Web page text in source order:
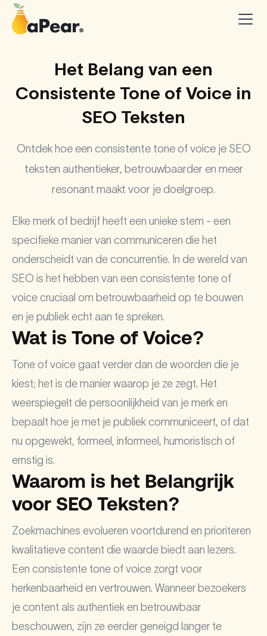
Het Belang van een
Consistente Tone of Voice in
SEO Teksten
Ontdek hoe een consistente tone of voice je SEO
teksten authentieker, betrouwbaarder en meer
resonant maakt voor je doelgroep.
Elke merk of bedrijf heeft een unieke stem - een
specifieke manier van communiceren die het
onderscheidt van de concurrentie. In de wereld van
SEO is het hebben van een consistente tone of
voice cruciaal om betrouwbaarheid op te bouwen
en je publiek echt aan te spreken.
Wat is Tone of Voice?
Tone of voice gaat verder dan de woorden die je
kiest; het is de manier waarop je ze zegt. Het
weerspiegelt de persoonlijkheid van je merk en
bepaalt hoe je met je publiek communiceert, of dat
nu opgewekt, formeel, informeel, humoristisch of
ernstig is.
Waarom is het Belangrijk
voor SEO Teksten?
Zoekmachines evolueren voortdurend en prioriteren
kwalitatieve content die waarde biedt aan lezers.
Een consistente tone of voice zorgt voor
herkenbaarheid en vertrouwen. Wanneer bezoekers
je content als authentiek en betrouwbaar
beschouwen, zijn ze eerder geneigd langer te